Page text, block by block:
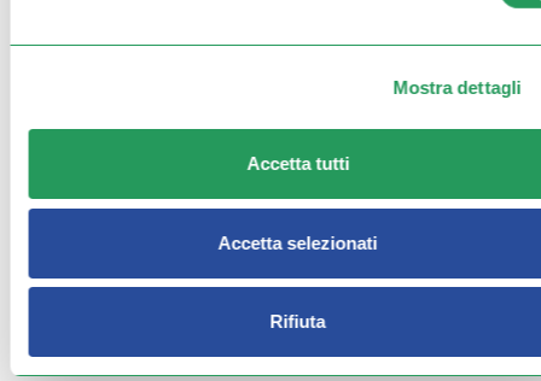
Mostra dettagli
Accetta tutti
Accetta selezionati
Rifiuta
NTARI
ONE